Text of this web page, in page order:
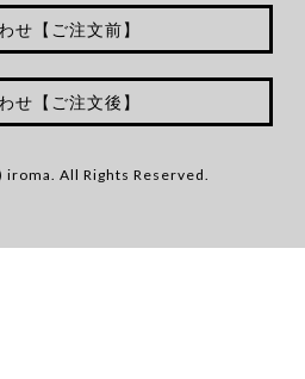
せ【ご注文前】
せ【ご注文後】
iroma. All Rights Reserved.